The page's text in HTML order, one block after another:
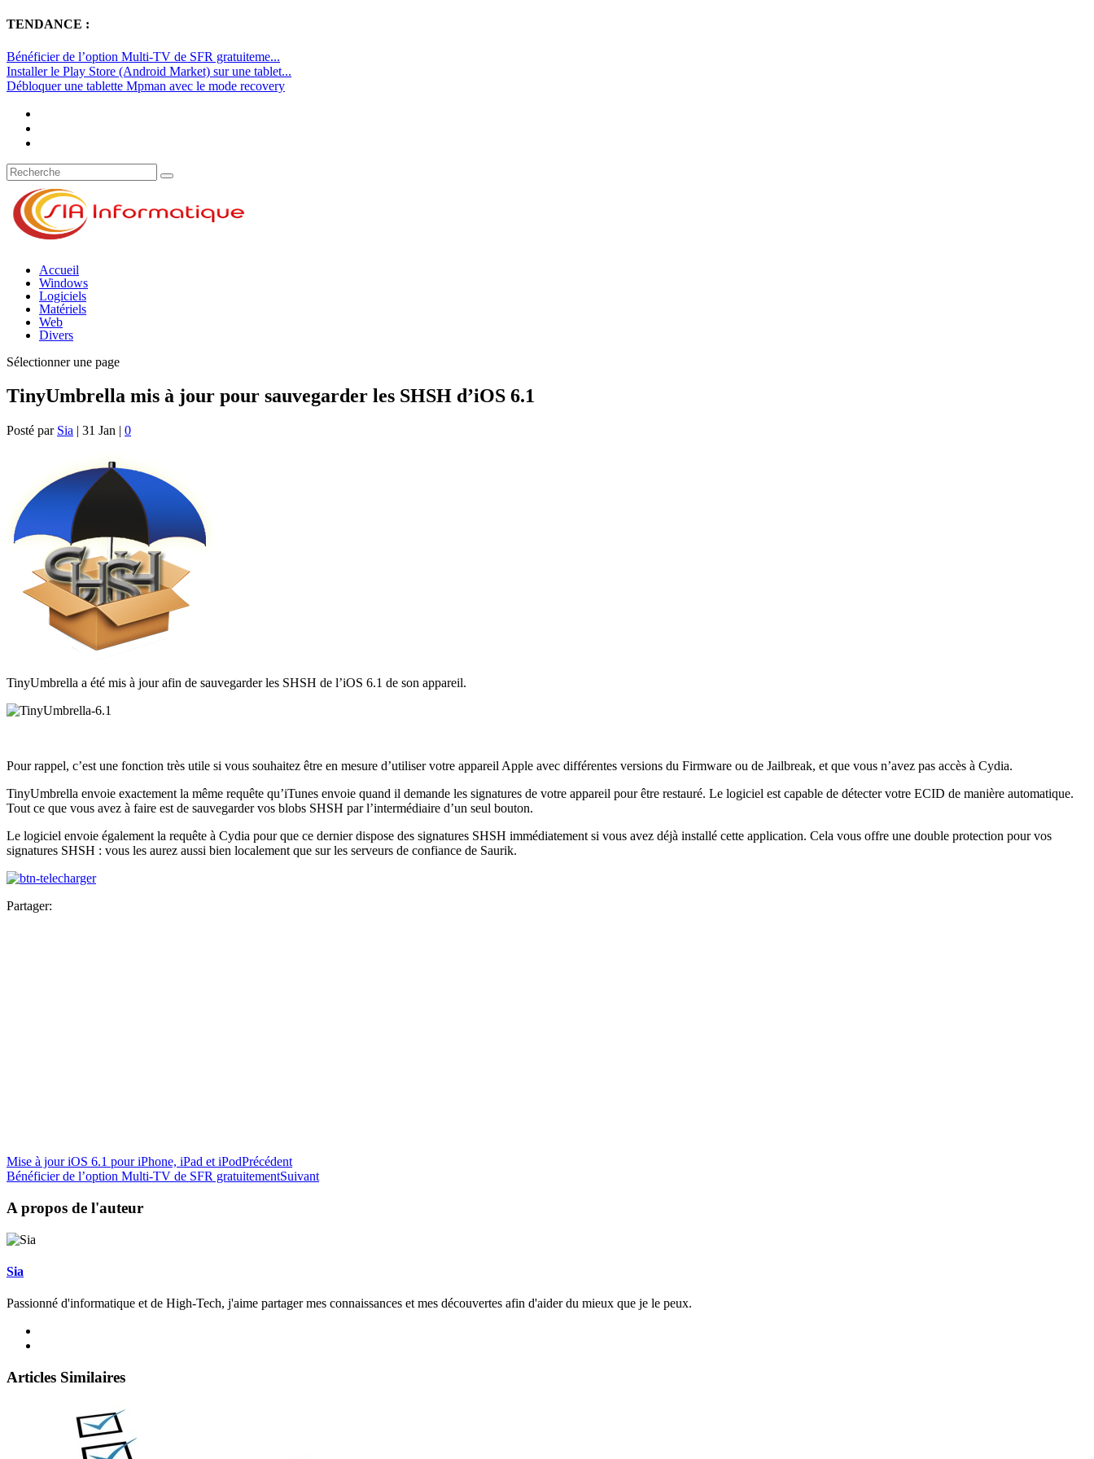
TENDANCE :
Bénéficier de l’option Multi-TV de SFR gratuiteme...
Installer le Play Store (Android Market) sur une tablet...
Débloquer une tablette Mpman avec le mode recovery
Accueil
Windows
Logiciels
Matériels
Web
Divers
Sélectionner une page
TinyUmbrella mis à jour pour sauvegarder les SHSH d’iOS 6.1
Posté par Sia | 31 Jan | 0
TinyUmbrella a été mis à jour afin de sauvegarder les SHSH de l’iOS 6.1 de son appareil.
Pour rappel, c’est une fonction très utile si vous souhaitez être en mesure d’utiliser votre appareil Apple avec différentes versions du Firmware ou de Jailbreak, et que vous n’avez pas accès à Cydia.
TinyUmbrella envoie exactement la même requête qu’iTunes envoie quand il demande les signatures de votre appareil pour être restauré. Le logiciel est capable de détecter votre ECID de manière automatique.
Tout ce que vous avez à faire est de sauvegarder vos blobs SHSH par l’intermédiaire d’un seul bouton.
Le logiciel envoie également la requête à Cydia pour que ce dernier dispose des signatures SHSH immédiatement si vous avez déjà installé cette application. Cela vous offre une double protection pour vos
signatures SHSH : vous les aurez aussi bien localement que sur les serveurs de confiance de Saurik.
Partager:
Mise à jour iOS 6.1 pour iPhone, iPad et iPodPrécédent
Bénéficier de l’option Multi-TV de SFR gratuitementSuivant
A propos de l'auteur
Sia
Passionné d'informatique et de High-Tech, j'aime partager mes connaissances et mes découvertes afin d'aider du mieux que je le peux.
Articles Similaires